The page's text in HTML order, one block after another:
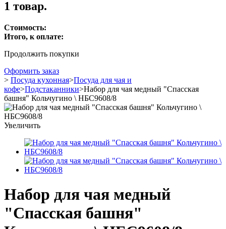
1 товар.
Стоимость:
Итого, к оплате:
Продолжить покупки
Оформить заказ
> Посуда кухонная>Посуда для чая и
кофе>Подстаканники>Набор для чая медный "Спасская
башня" Кольчугино \ НБС9608/8
Увеличить
Набор для чая медный
"Спасская башня"